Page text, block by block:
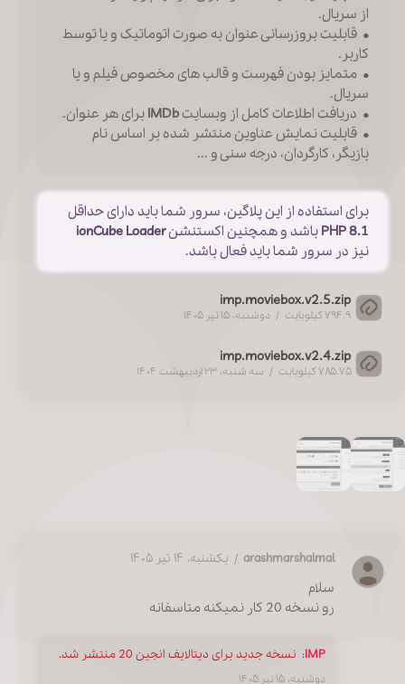
از سریال.
• قابلیت بروزرسانی عنوان به صورت اتوماتیک و یا توسط
کاربر.
• متمایز بودن فهرست و قالب های مخصوص فیلم و یا
سریال.
• دریافت اطلاعات کامل از وبسایتIMDb برای هر عنوان.
• قابلیت نمایش عناوین منتشر شده بر اساس نام
بازیگر، کارگردان، درجه سنی و ...
برای استفاده از این پلاگین، سرور شما باید دارای حداقل
PHP 8.1 باشد و همچنین اکستنشنionCube Loader
نیز در سرور شما باید فعال باشد.
imp.moviebox.v2.5.zip
۷۹۴.۹ کیلوبایت / دوشنبه، ۱۵ تیر ۱۴۰۵
imp.moviebox.v2.4.zip
۷۸۵.۷۵ کیلوبایت / سه شنبه، ۲۳ اردیبهشت ۱۴۰۴
arashmarshalmal / یکشنبه، ۱۴ تیر ۱۴۰۵
سلام
رو نسخه 20 کار نمیکنه متاسفانه
IMP
: نسخه جدید برای دیتالایف انجین 20 منتشر شد.
دوشنبه، ۱۵ تیر ۱۴۰۵